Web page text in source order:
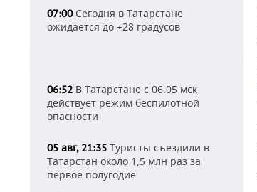
07:00Сегодня в Татарстане
ожидается до +28 градусов
06:52 В Татарстане с 06.05 мск
действует режим беспилотной
опасности
05 авг, 21:35 Туристы съездили в
Татарстан около 1,5 млн раз за
первое полугодие